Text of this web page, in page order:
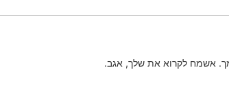
אשמח לקרוא את שלך, אגב.